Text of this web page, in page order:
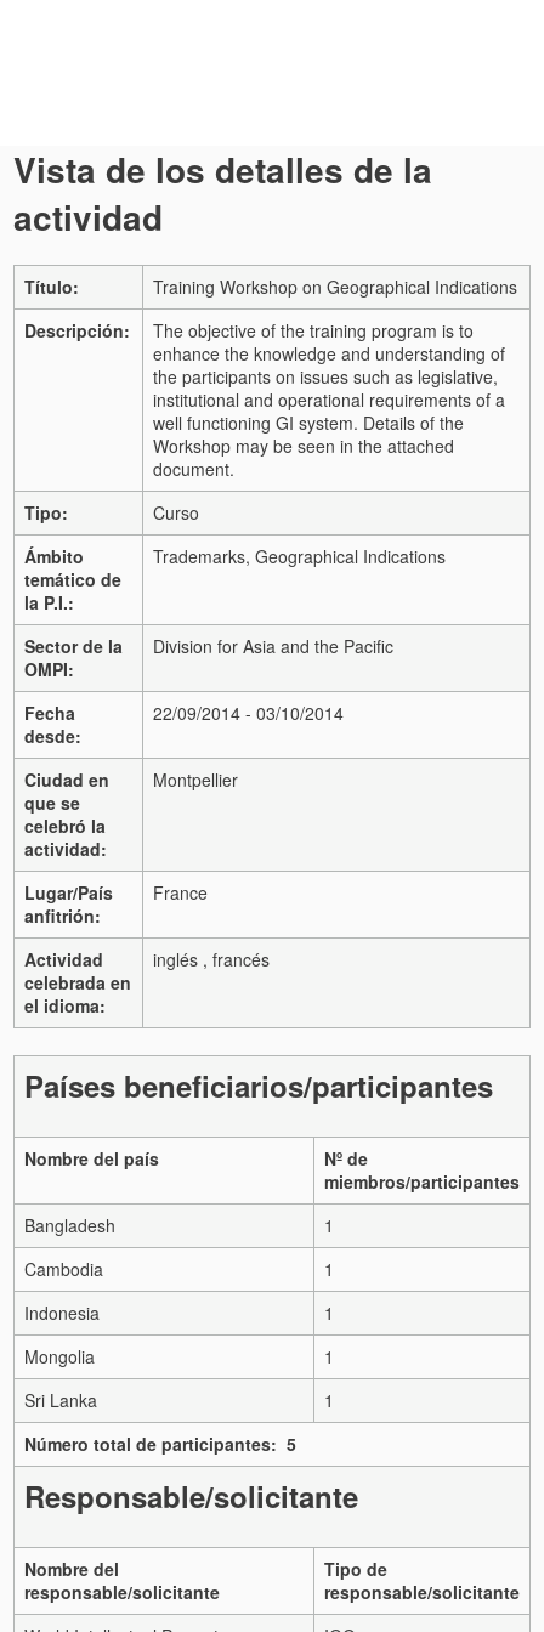
Vista de los detalles de la
actividad
Título:
Training Workshop on Geographical Indications
Descripción:
The objective of the training program is to
enhance the knowledge and understanding of
the participants on issues such as legislative,
institutional and operational requirements of a
well functioning GI system. Details of the
Workshop may be seen in the attached
document.
Tipo:
Curso
Ámbito
temático de
la P.I.:
Trademarks, Geographical Indications
Sector de la
OMPI:
Division for Asia and the Pacific
Fecha
desde:
22/09/2014 - 03/10/2014
Ciudad en
que se
celebró la
actividad:
Montpellier
Lugar/País
anfitrión:
France
Actividad
celebrada en
el idioma:
inglés , francés
Países beneficiarios/participantes
Nombre del país
Nº de
miembros/participantes
Bangladesh
1
Cambodia
1
Indonesia
1
Mongolia
1
Sri Lanka
1
Número total de participantes: 5
Responsable/solicitante
Nombre del
responsable/solicitante
Tipo de
responsable/solicitante